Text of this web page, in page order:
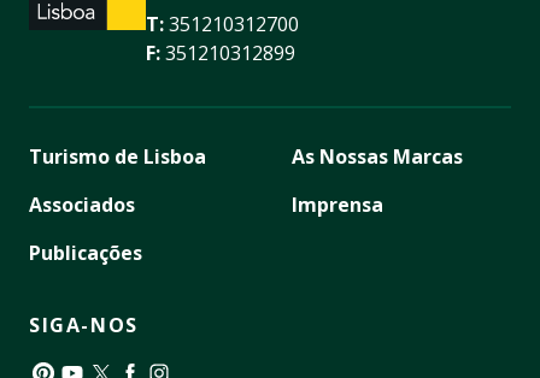
T:351210312700
F:351210312899
Turismo de Lisboa
Associados
Publicações
As Nossas Marcas
Imprensa
SIGA-NOS